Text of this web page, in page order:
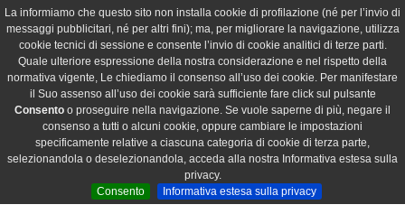
La informiamo che questo sito non installa cookie di profilazione (né per l’invio di
messaggi pubblicitari, né per altri fini); ma, per migliorare la navigazione, utilizza
cookie tecnici di sessione e consente l’invio di cookie analitici di terze parti.
Quale ulteriore espressione della nostra considerazione e nel rispetto della
normativa vigente, Le chiediamo il consenso all’uso dei cookie. Per manifestare
il Suo assenso all’uso dei cookie sarà sufficiente fare click sul pulsante
Consento o proseguire nella navigazione. Se vuole saperne di più, negare il
consenso a tutti o alcuni cookie, oppure cambiare le impostazioni
specificamente relative a ciascuna categoria di cookie di terza parte,
selezionandola o deselezionandola, acceda alla nostra Informativa estesa sulla
privacy.
Consento
Informativa estesa sulla privacy